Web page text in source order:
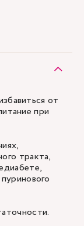
от
при
тракта,